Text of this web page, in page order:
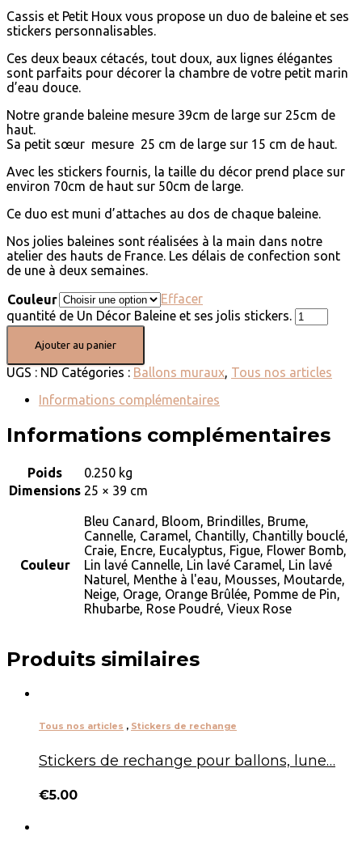
Cassis et Petit Houx vous propose un duo de baleine et ses
stickers personnalisables.
Ces deux beaux cétacés, tout doux, aux lignes élégantes
sont parfaits pour décorer la chambre de votre petit marin
d’eau douce.
Notre grande baleine mesure 39cm de large sur 25cm de
haut.
Sa petit sœur mesure 25 cm de large sur 15 cm de haut.
Avec les stickers fournis, la taille du décor prend place sur
environ 70cm de haut sur 50cm de large.
Ce duo est muni d’attaches au dos de chaque baleine.
Nos jolies baleines sont réalisées à la main dans notre
atelier des hauts de France. Les délais de confection sont
de une à deux semaines.
Couleur
Effacer
quantité de Un Décor Baleine et ses jolis stickers.
Ajouter au panier
UGS : ND Catégories : Ballons muraux, Tous nos articles
Informations complémentaires
Informations complémentaires
Poids
0.250 kg
Dimensions 25 × 39 cm
Couleur
Bleu Canard, Bloom, Brindilles, Brume,
Cannelle, Caramel, Chantilly, Chantilly bouclé,
Craie, Encre, Eucalyptus, Figue, Flower Bomb,
Lin lavé Cannelle, Lin lavé Caramel, Lin lavé
Naturel, Menthe à l'eau, Mousses, Moutarde,
Neige, Orage, Orange Brûlée, Pomme de Pin,
Rhubarbe, Rose Poudré, Vieux Rose
Produits similaires
Tous nos articles , Stickers de rechange
Stickers de rechange pour ballons, lune…
€5.00